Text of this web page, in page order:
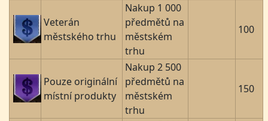
Veterán
městského trhu
Nakup 1 000
předmětů na
městském
trhu
100
Pouze originální
místní produkty
Nakup 2 500
předmětů na
městském
trhu
150